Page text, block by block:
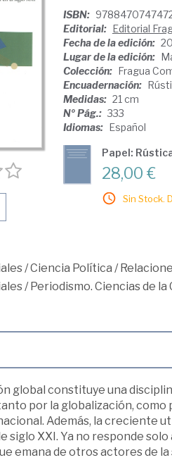
ISBN:
Editorial: Editorial
Fecha de la edición:
Lugar de la edición:
Colección: Fragua
Encuadernación:
Medidas: 21 cm
Nº Pág.: 333
Idiomas: Español
Papel:
28,00 €
Sin Stock.
/Ciencia Política /
/ Periodismo. Ciencias de
global constituye una
por la globalización,
Además, la creciente
siglo XXI. Ya no responde
emana de otros actores de